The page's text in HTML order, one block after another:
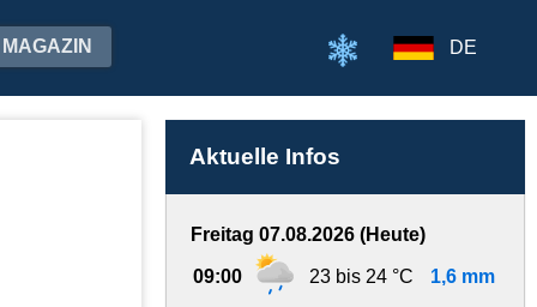
MAGAZIN DE
Aktuelle Infos
Freitag 07.08.2026 (Heute)
09:00 23 bis 24 °C 1,6 mm